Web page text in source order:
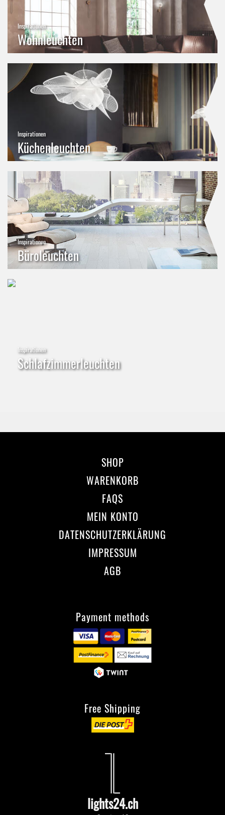
Inspirationen
Wohnleuchten
Inspirationen
Küchenleuchten
Inspirationen
Büroleuchten
Inspirationen
Schlafzimmerleuchten
SHOP
WARENKORB
FAQS
MEIN KONTO
DATENSCHUTZERKLÄRUNG
IMPRESSUM
AGB
Payment methods
Free Shipping
lights24.ch